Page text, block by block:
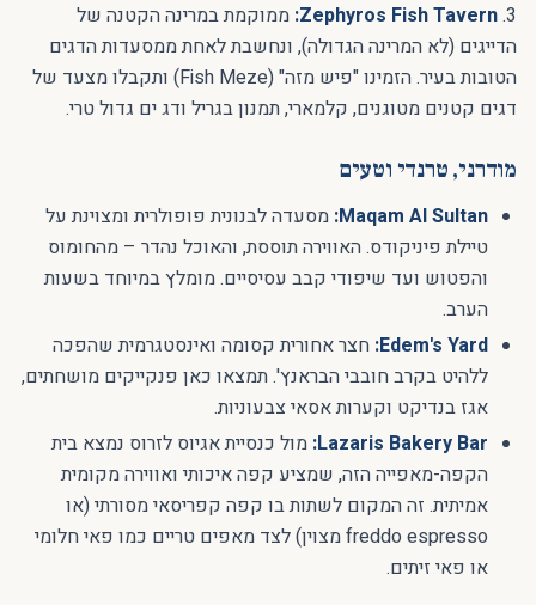
3.
Zephyros Fish Tavern: ממוקמת במרינה הקטנה של
הדייגים (לא המרינה הגדולה), ונחשבת לאחת ממסעדות הדגים
הטובות בעיר. הזמינו "פיש מזה" (Fish Meze) ותקבלו מצעד של
דגים קטנים מטוגנים, קלמארי, תמנון בגריל ודג ים גדול טרי.
מודרני, טרנדי וטעים
Maqam Al Sultan: מסעדה לבנונית פופולרית ומצוינת על
טיילת פיניקודס. האווירה תוססת, והאוכל נהדר – מהחומוס
והפטוש ועד שיפודי קבב עסיסיים. מומלץ במיוחד בשעות
הערב.
Edem's Yard: חצר אחורית קסומה ואינסטגרמית שהפכה
ללהיט בקרב חובבי הבראנץ'. תמצאו כאן פנקייקים מושחתים,
אגז בנדיקט וקערות אסאי צבעוניות.
Lazaris Bakery Bar: מול כנסיית אגיוס לזרוס נמצא בית
הקפה-מאפייה הזה, שמציע קפה איכותי ואווירה מקומית
אמיתית. זה המקום לשתות בו קפה קפריסאי מסורתי (או
freddo espresso מצוין) לצד מאפים טריים כמו פאי חלומי
או פאי זיתים.